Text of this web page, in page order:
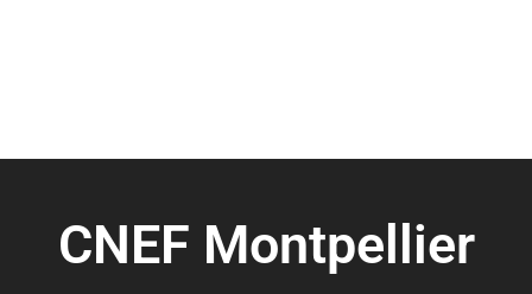
CNEF Montpellier